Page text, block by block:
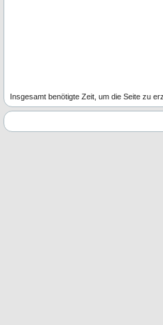
Insgesamt benötigte Zeit, um die Seite zu